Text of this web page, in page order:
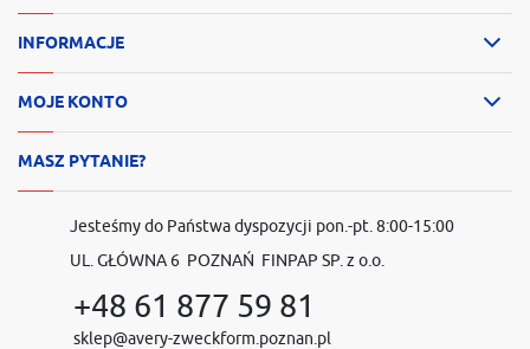
INFORMACJE
MOJE KONTO
MASZ PYTANIE?
Jesteśmy do Państwa dyspozycji pon.-pt. 8:00-15:00
UL. GŁÓWNA 6 POZNAŃ FINPAP SP. z o.o.
+48 61 877 59 81
sklep@avery-zweckform.poznan.pl